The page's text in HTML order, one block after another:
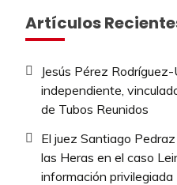
Artículos
Jesús Pérez
independiente,
de Tubos Reunidos
El juez Santiago
las Heras en el caso
información privilegiada